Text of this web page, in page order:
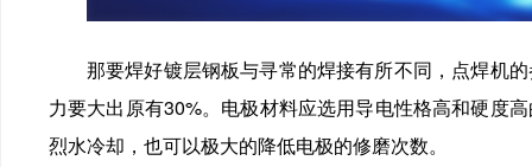
那要焊好镀层钢板与寻常的焊接有所不同，点焊机
力要大出原有30%。电极材料应选用导电性格高和硬度
烈水冷却，也可以极大的降低电极的修磨次数。